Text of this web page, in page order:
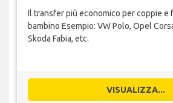
Il transfer più economico per coppie e
bambino Esempio: VW Polo, Opel
Skoda Fabia, etc.
VISUALIZZA...